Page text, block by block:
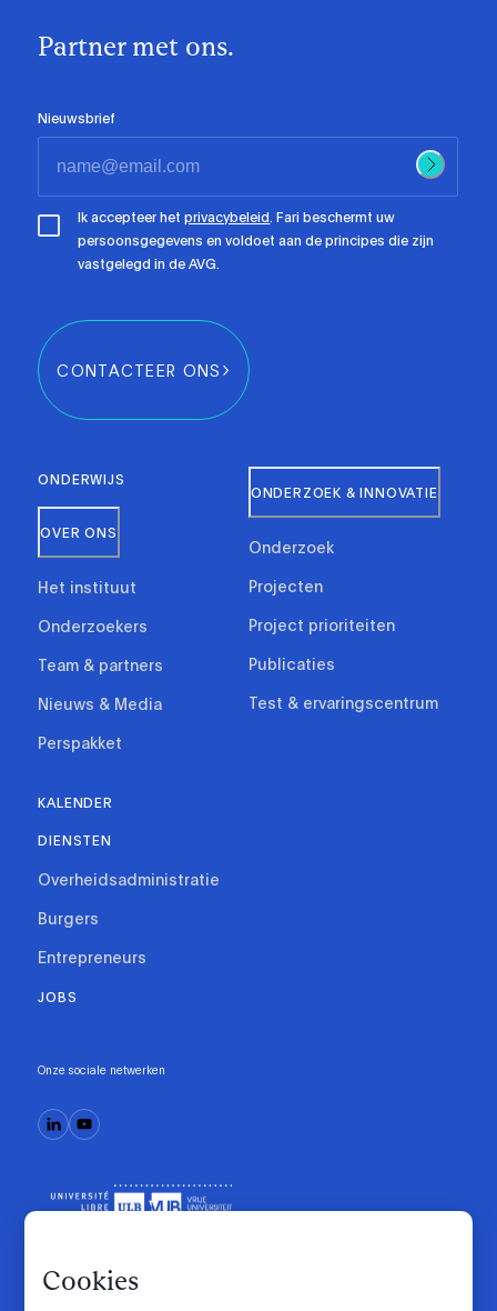
Cookies
Partner met ons.
Nieuwsbrief
Ik accepteer hetprivacybeleid. Fari beschermt uw
persoonsgegevens en voldoet aan de principes die zijn
vastgelegd in de AVG.
CONTACTEER ONS
ONDERWIJS
OVER ONS
Het instituut
Onderzoekers
Team & partners
Nieuws & Media
Perspakket
ONDERZOEK & INNOVATIE
Onderzoek
Projecten
Project prioriteiten
Publicaties
Test & ervaringscentrum
KALENDER
DIENSTEN
Overheidsadministratie
Burgers
Entrepreneurs
JOBS
Onze sociale netwerken